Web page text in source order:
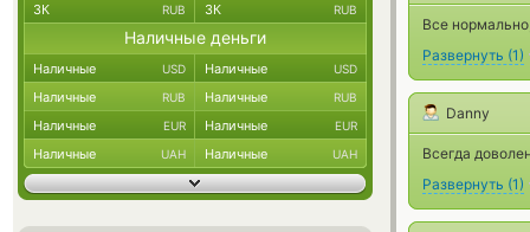
Все
Развернуть (1)
Danny
Всегда
Развернуть (1)
ЗК RUB ЗК RUB
Наличные деньги
Наличные USD Наличные USD
Наличные RUB Наличные RUB
Наличные EUR Наличные EUR
Наличные UAH Наличные UAH